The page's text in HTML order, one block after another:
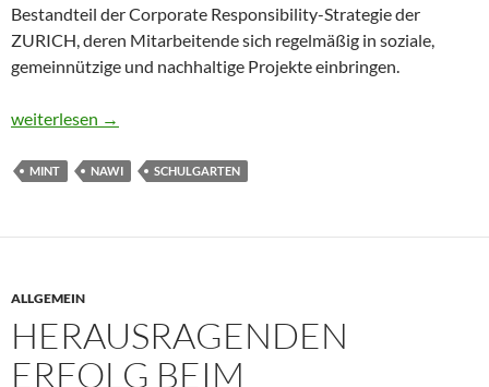
Bestandteil der Corporate Responsibility-Strategie der
ZURICH, deren Mitarbeitende sich regelmäßig in soziale,
gemeinnützige und nachhaltige Projekte einbringen.
Teamwork, das Früchte trägt: SOCIAL DAY im Schulgarten der
weiterlesen →
MINT NAWI SCHULGARTEN
ALLGEMEIN
HERAUSRAGENDEN
ERFOLG BEIM